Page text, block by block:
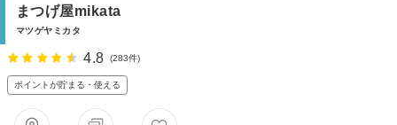
まつげ屋mikata
マツゲヤミカタ
4.8 (283件)
ポイントが貯まる・使える